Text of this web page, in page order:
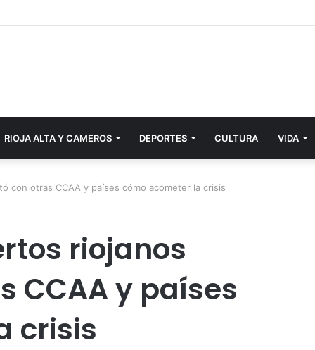
RIOJA ALTA Y CAMEROS DEPORTES CULTURA VIDA
con otras CCAA y países cómo acometer la crisis
riojanos
CCAA y países
crisis